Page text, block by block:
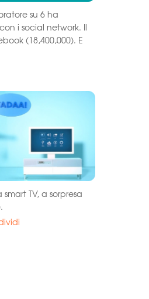
su 6 ha
i social network. Il
(18,400,000). E
TV, a sorpresa